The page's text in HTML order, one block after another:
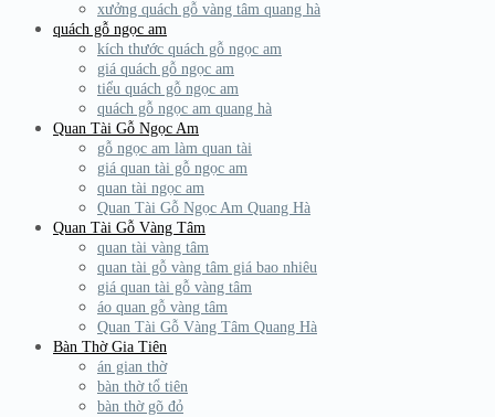
xưởng quách gỗ vàng tâm quang hà
quách gỗ ngọc am
kích thước quách gỗ ngọc am
giá quách gỗ ngọc am
tiểu quách gỗ ngọc am
quách gỗ ngọc am quang hà
Quan Tài Gỗ Ngọc Am
gỗ ngọc am làm quan tài
giá quan tài gỗ ngọc am
quan tài ngọc am
Quan Tài Gỗ Ngọc Am Quang Hà
Quan Tài Gỗ Vàng Tâm
quan tài vàng tâm
quan tài gỗ vàng tâm giá bao nhiêu
giá quan tài gỗ vàng tâm
áo quan gỗ vàng tâm
Quan Tài Gỗ Vàng Tâm Quang Hà
Bàn Thờ Gia Tiên
án gian thờ
bàn thờ tổ tiên
bàn thờ gõ đỏ